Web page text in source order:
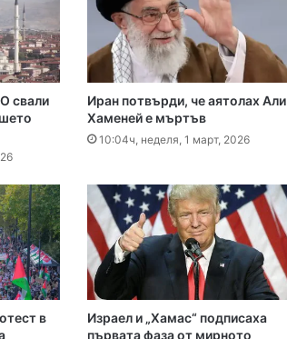
13.08)
в евро
Специален гост от Бразилия посети пловдивските пожарникари
свали
Иран потвърди, че аятолах Али
Хаменей е мъртъв
10:04ч, неделя, 1 март, 2026
в
Израел и „Хамас“ подписаха
първата фаза от мирното